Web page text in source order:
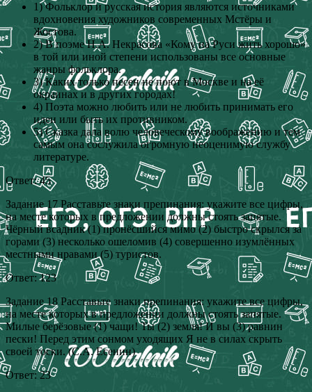
1) Фольклор и русская история являются источниками
вдохновения художников современных Мстёры и
Жостова.
2) В поэме Н.А. Некрасова «Кому на Руси жить хорошо»
в той или иной степени использованы все основные
жанры фольклора.
3) Каких только песен не поют в Москве и на её
окраинах и в других городах!
4) Поэта можно любить или не любить принимать его
идеи или быть их противником.
5) Сказка дала волю человеческому воображению и тем
самым она сослужила огромную неоценимую службу
литературе.
Ответ: 45
Задание 17 Расставьте знаки препинания: укажите все цифры,
на месте которых в предложении должны стоять запятые.
Чёрный всадник (1) пронёсшийся мимо (2) быстро скрылся за
горами (3) несколько ошеломив (4) совершенно изумлённых
местными нравами (5) туристов.
Ответ: 123
Задание 18 Расставьте знаки препинания: укажите все цифры,
на месте которых в предложении должны стоять запятые.
Милые берёзовые (1) чащи! Ты (2) земля! И вы (3) равнин
пески! Перед этим сонмом уходящих Я не в силах скрыть
своей тоски. (С.А. Есенин)
Ответ: 23